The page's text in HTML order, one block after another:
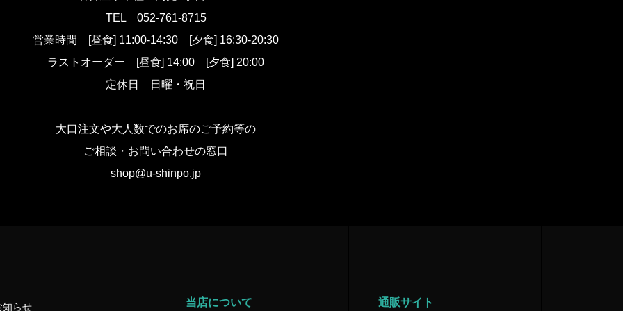
TEL 052-761-8715
営業時間
[昼食] 11:00-14:30 [夕食] 16:30-20:30
ラストオーダー
[昼食] 14:00 [夕食] 20:00
定休日 日曜・祝日
大口注文や大人数でのお席のご予約等の
ご相談・お問い合わせの窓口
shop@u-shinpo.jp
知らせ 当店について 通販サイト